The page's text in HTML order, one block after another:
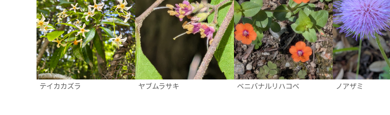
テイカカズラ ヤブムラサキ ベニバナルリハコベ ノアザミ